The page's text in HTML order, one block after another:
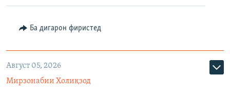
Ба дигарон фиристед
Август 05, 2026
Мирзонабии Холиқзод